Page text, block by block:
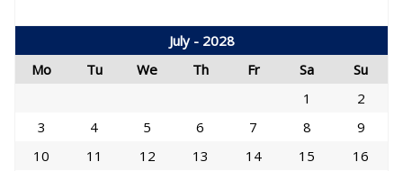
July - 2028
Mo
Tu We Th Fr Sa
Su
1
2
3
4 5 6 7 8
9
10
11 12 13 14 15
16